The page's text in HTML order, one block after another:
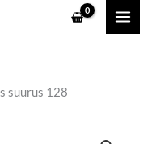
suurus 128